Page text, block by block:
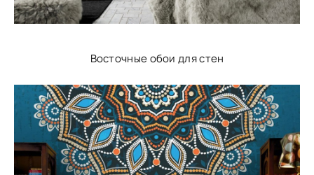
Восточные обои для стен